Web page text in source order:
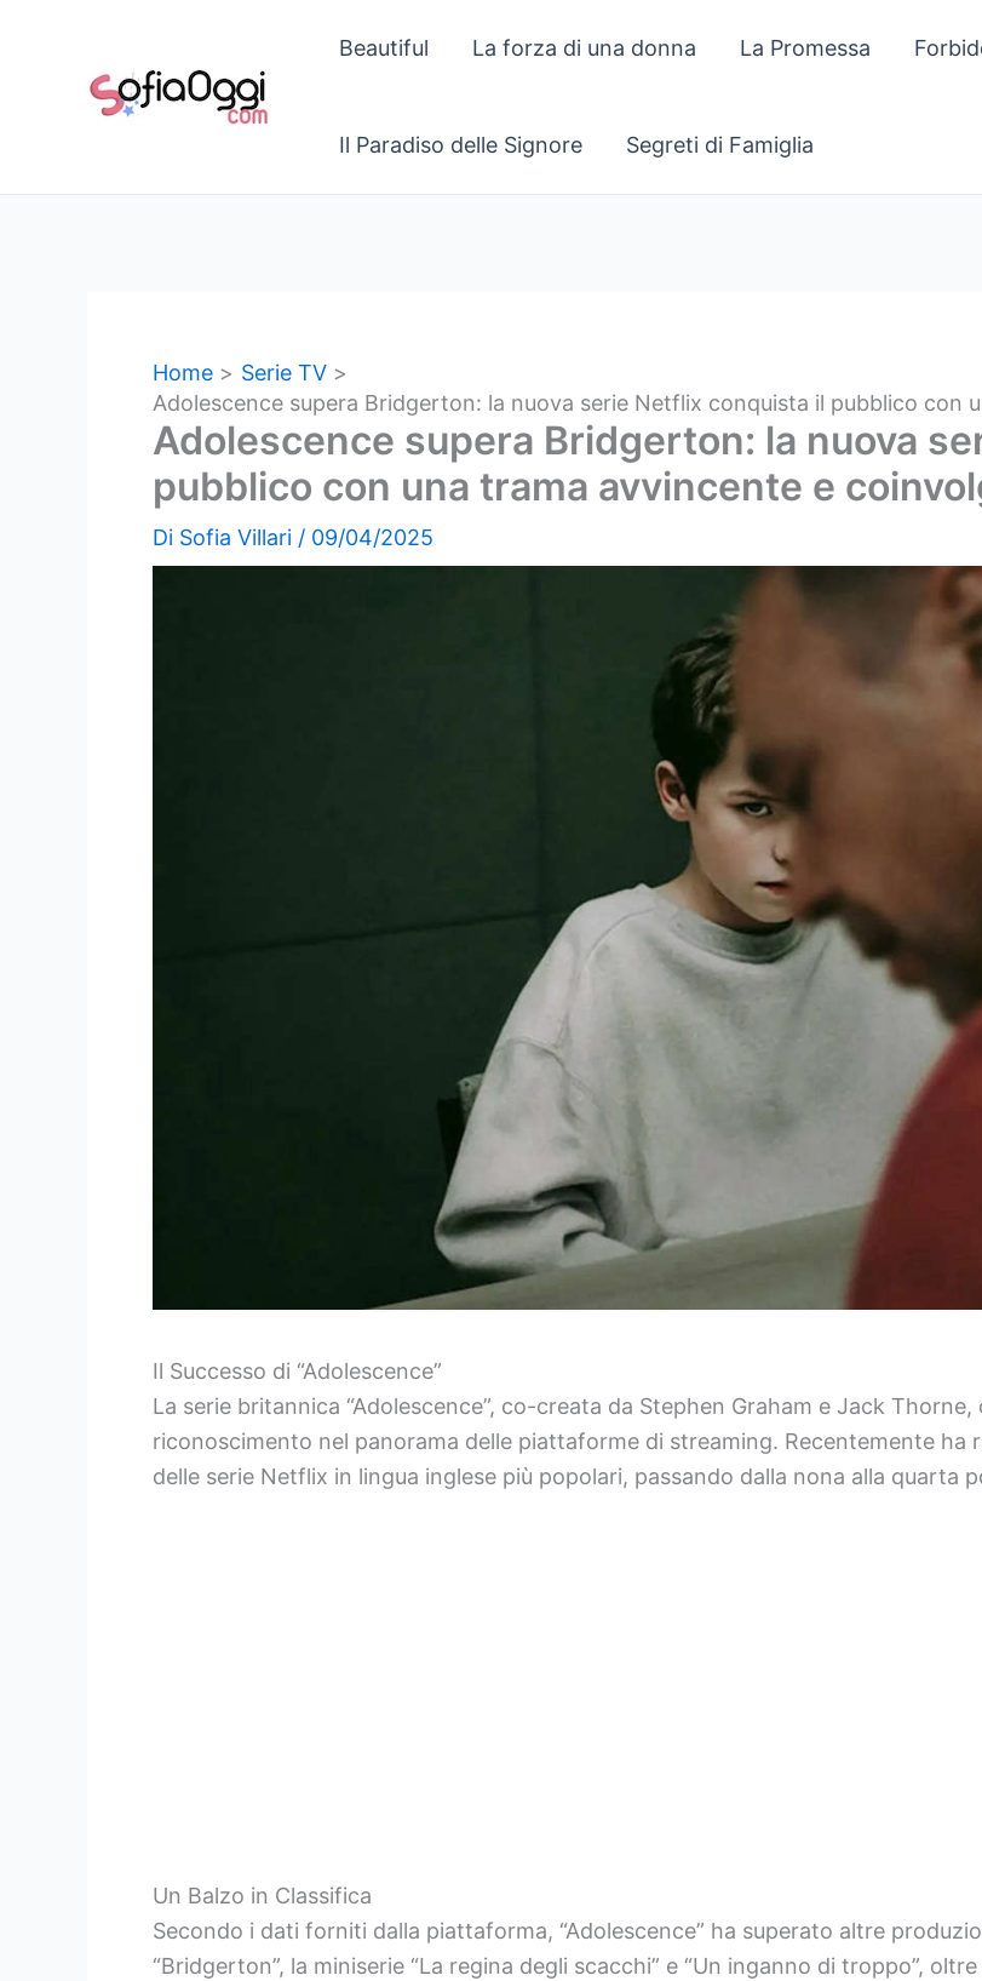
contenuto
Beautiful La forza di una donna La Promessa
Il Paradiso delle Signore Segreti di Famiglia
Home
Serie TV
Adolescence supera Bridgerton: la nuova serie Netflix conquista il pubblico con
Adolescence supera Bridgerton: la nuova
pubblico con una trama avvincente e
Di Sofia Villari / 09/04/2025
Il Successo di “Adolescence”
La serie britannica “Adolescence”, co-creata da Stephen Graham e Jack
riconoscimento nel panorama delle piattaforme di streaming. Recentemente ha
delle serie Netflix in lingua inglese più popolari, passando dalla nona alla quarta
Un Balzo in Classifica
Secondo i dati forniti dalla piattaforma, “Adolescence” ha superato altre
“Bridgerton”, la miniserie “La regina degli scacchi” e “Un inganno di troppo”,